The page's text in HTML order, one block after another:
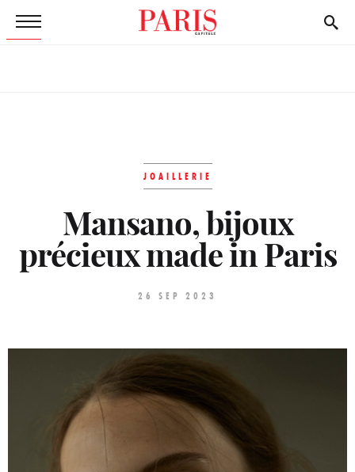
JOAILLERIE
Mansano, bijoux
précieux made in Paris
26 SEP 2023